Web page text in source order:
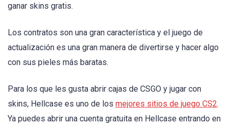
ganar skins gratis.
Los contratos son una gran característica y el juego de
actualización es una gran manera de divertirse y hacer algo
con sus pieles más baratas.
Para los que les gusta abrir cajas de CSGO y jugar con
skins, Hellcase es uno de los mejores sitios de juego CS2.
Ya puedes abrir una cuenta gratuita en Hellcase entrando en